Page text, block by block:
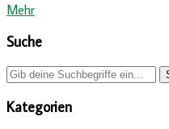
Mehr
Suche
Kategorien